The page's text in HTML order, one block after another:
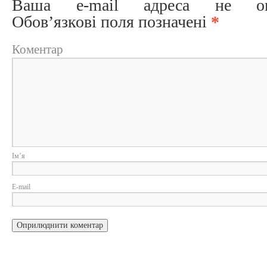
Ваша e-mail адреса не
Обов’язкові поля позначені *
Коментар
E-